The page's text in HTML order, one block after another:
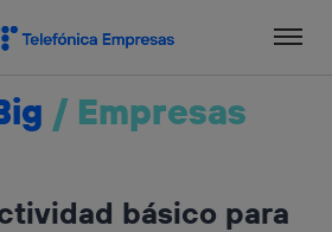
/ Empresas
básico para